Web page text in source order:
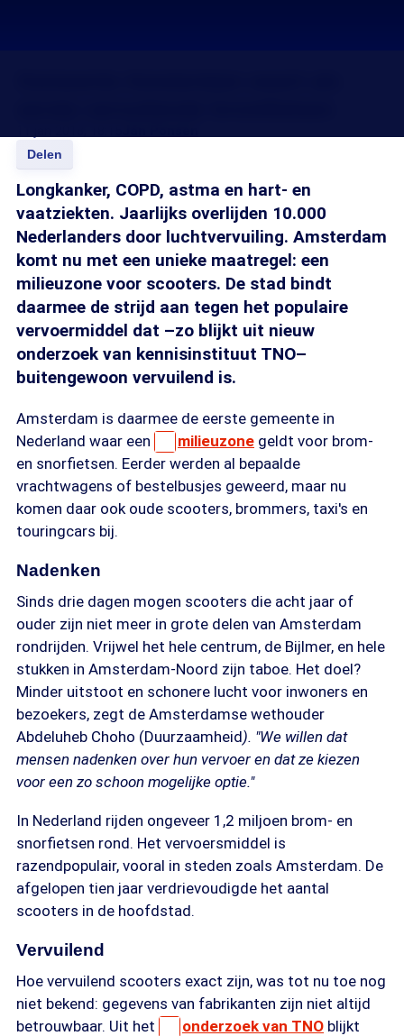
Delen
Longkanker, COPD, astma en hart- en
vaatziekten. Jaarlijks overlijden 10.000
Nederlanders door luchtvervuiling. Amsterdam
komt nu met een unieke maatregel: een
milieuzone voor scooters. De stad bindt
daarmee de strijd aan tegen het populaire
vervoermiddel dat –zo blijkt uit nieuw
onderzoek van kennisinstituut TNO–
buitengewoon vervuilend is.
Amsterdam is daarmee de eerste gemeente in
Nederland waar een
milieuzone geldt voor brom-
en snorfietsen. Eerder werden al bepaalde
vrachtwagens of bestelbusjes geweerd, maar nu
komen daar ook oude scooters, brommers, taxi's en
touringcars bij.
Nadenken
Sinds drie dagen mogen scooters die acht jaar of
ouder zijn niet meer in grote delen van Amsterdam
rondrijden. Vrijwel het hele centrum, de Bijlmer, en hele
stukken in Amsterdam-Noord zijn taboe. Het doel?
Minder uitstoot en schonere lucht voor inwoners en
bezoekers, zegt de Amsterdamse wethouder
Abdeluheb Choho (Duurzaamheid). "We willen dat
mensen nadenken over hun vervoer en dat ze kiezen
voor een zo schoon mogelijke optie."
In Nederland rijden ongeveer 1,2 miljoen brom- en
snorfietsen rond. Het vervoersmiddel is
razendpopulair, vooral in steden zoals Amsterdam. De
afgelopen tien jaar verdrievoudigde het aantal
scooters in de hoofdstad.
Vervuilend
Hoe vervuilend scooters exact zijn, was tot nu toe nog
niet bekend: gegevens van fabrikanten zijn niet altijd
betrouwbaar. Uit het
onderzoek van TNO blijkt